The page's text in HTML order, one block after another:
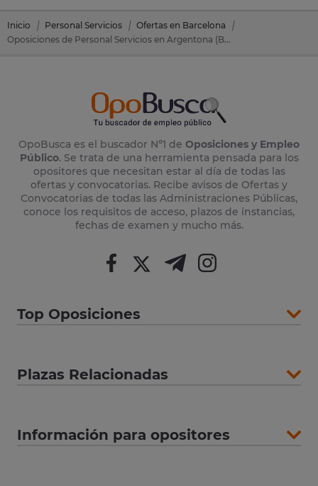
Inicio Personal Servicios
Ofertas en Barcelona
Oposiciones de Personal Servicios en Argentona (Barcelona)
OpoBusca es el buscador Nº1 de Oposiciones y Empleo
Público. Se trata de una herramienta pensada para los
opositores que necesitan estar al día de todas las
ofertas y convocatorias. Recibe avisos de Ofertas y
Convocatorias de todas las Administraciones Públicas,
conoce los requisitos de acceso, plazos de instancias,
fechas de examen y mucho más.
Top Oposiciones
Plazas Relacionadas
Información para opositores